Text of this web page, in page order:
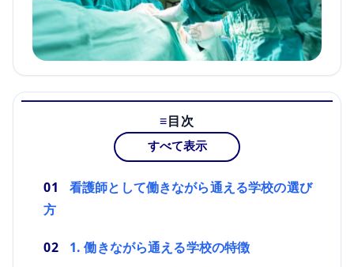
目次
すべて表示
看護師として働きながら通える学校の選び
方
1. 働きながら通える学校の特徴